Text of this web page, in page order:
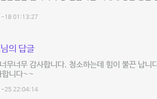
18 01:13:27
의 답글
무너무 감사합니다. 청소하는데 힘이 불끈 납니
합니다~~
25 22:04:14